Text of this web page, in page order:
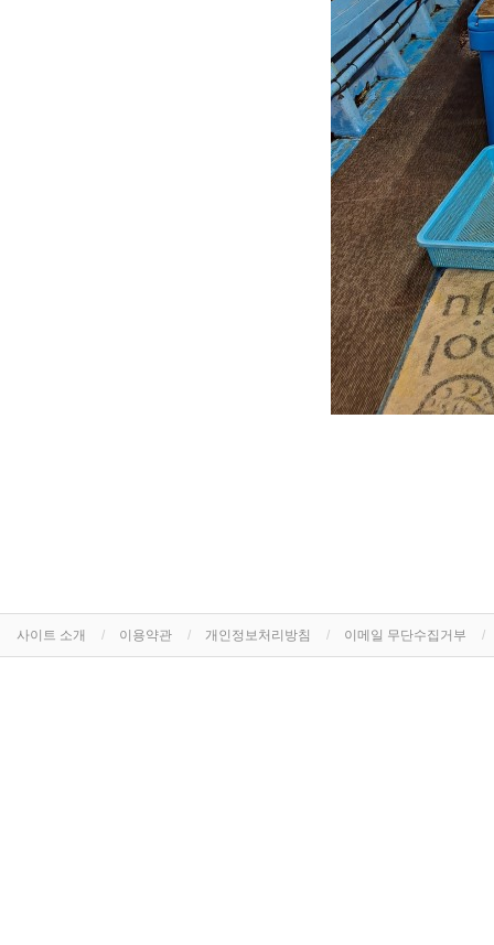
사이트 소개 이용약관 개인정보처리방침 이메일 무단수집거부